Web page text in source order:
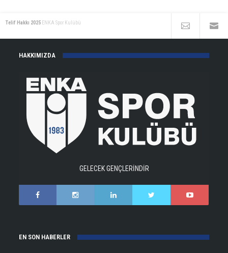
Telif Hakkı 2025 ENKA Spor Kulübü
HAKKIMIZDA
GELECEK GENÇLERİNDİR
EN SON HABERLER